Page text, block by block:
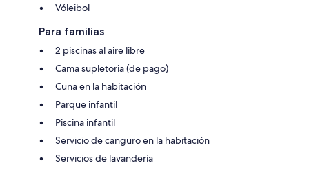
Vóleibol
Para familias
2 piscinas al aire libre
Cama supletoria (de pago)
Cuna en la habitación
Parque infantil
Piscina infantil
Servicio de canguro en la habitación
Servicios de lavandería